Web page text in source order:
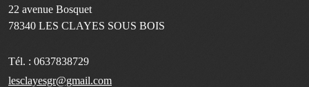
22 avenue Bosquet
78340 LES CLAYES SOUS BOIS
Tél. : 0637838729
lesclayesgr@gmail.com